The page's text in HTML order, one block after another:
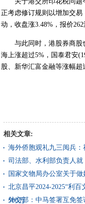
正考虑修订规则以增加交
动，收盘涨3.48%，报价
与此同时，港股券商股
海上涨超过5%，国泰君安
股、新华汇富金融等涨幅超
相关文章:
海外侨胞观礼九三阅兵
司法部、水利部负责人
国家文物局办公室关于
北京昌平2024-2025“利
500万
外交部：中马签署互免